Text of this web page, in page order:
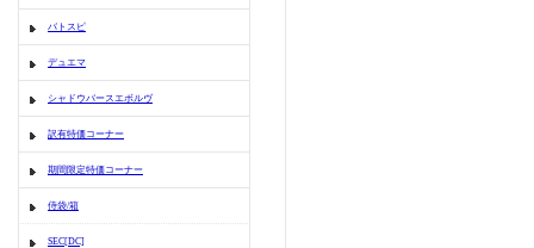
バトスピ
デュエマ
シャドウバースエボルヴ
訳有特価コーナー
期間限定特価コーナー
侍袋/箱
SEC[DC]